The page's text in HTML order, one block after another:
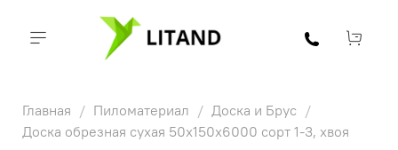
Главная Пиломатериал
Доска и Брус
Доска обрезная сухая 50х150х6000 сорт 1-3, хвоя